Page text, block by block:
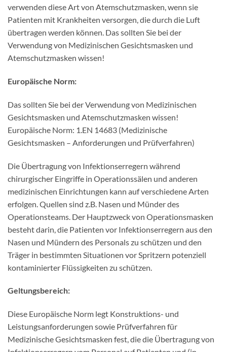
verwenden diese Art von Atemschutzmasken, wenn sie
Patienten mit Krankheiten versorgen, die durch die Luft
übertragen werden können. Das sollten Sie bei der
Verwendung von Medizinischen Gesichtsmasken und
Atemschutzmasken wissen!
Europäische Norm:
Das sollten Sie bei der Verwendung von Medizinischen
Gesichtsmasken und Atemschutzmasken wissen!
Europäische Norm: 1.EN 14683 (Medizinische
Gesichtsmasken – Anforderungen und Prüfverfahren)
Die Übertragung von Infektionserregern während
chirurgischer Eingriffe in Operationssälen und anderen
medizinischen Einrichtungen kann auf verschiedene Arten
erfolgen. Quellen sind z.B. Nasen und Münder des
Operationsteams. Der Hauptzweck von Operationsmasken
besteht darin, die Patienten vor Infektionserregern aus den
Nasen und Mündern des Personals zu schützen und den
Träger in bestimmten Situationen vor Spritzern potenziell
kontaminierter Flüssigkeiten zu schützen.
Geltungsbereich:
Diese Europäische Norm legt Konstruktions- und
Leistungsanforderungen sowie Prüfverfahren für
Medizinische Gesichtsmasken fest, die die Übertragung von